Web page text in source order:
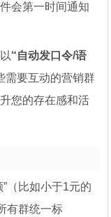
会第一时间通知
“自动发口令/语
需要互动的营销群
您的存在感和活
”（比如小于1元的
有群统一标